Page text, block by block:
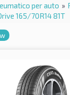
per auto »
165/70R14 81T